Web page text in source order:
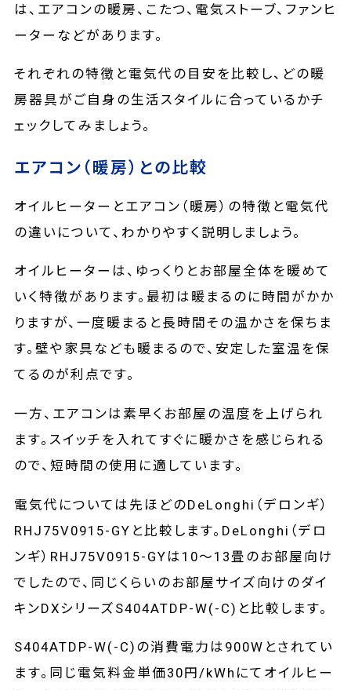
は、エアコンの暖房、こたつ、電気ストーブ、ファンヒ
ーターなどがあります。
それぞれの特徴と電気代の目安を比較し、どの暖
房器具がご自身の生活スタイルに合っているかチ
ェックしてみましょう。
エアコン（暖房）との比較
オイルヒーターとエアコン（暖房）の特徴と電気代
の違いについて、わかりやすく説明しましょう。
オイルヒーターは、ゆっくりとお部屋全体を暖めて
いく特徴があります。最初は暖まるのに時間がかか
りますが、一度暖まると長時間その温かさを保ちま
す。壁や家具なども暖まるので、安定した室温を保
てるのが利点です。
一方、エアコンは素早くお部屋の温度を上げられ
ます。スイッチを入れてすぐに暖かさを感じられる
ので、短時間の使用に適しています。
電気代については先ほどのDeLonghi（デロンギ）
RHJ75V0915-GYと比較します。DeLonghi（デロ
ンギ）RHJ75V0915-GYは10～13畳のお部屋向け
でしたので、同じくらいのお部屋サイズ向けのダイ
キンDXシリーズS404ATDP-W(-C)と比較します。
S404ATDP-W(-C)の消費電力は900Wとされてい
ます。同じ電気料金単価30円/kWhにてオイルヒー